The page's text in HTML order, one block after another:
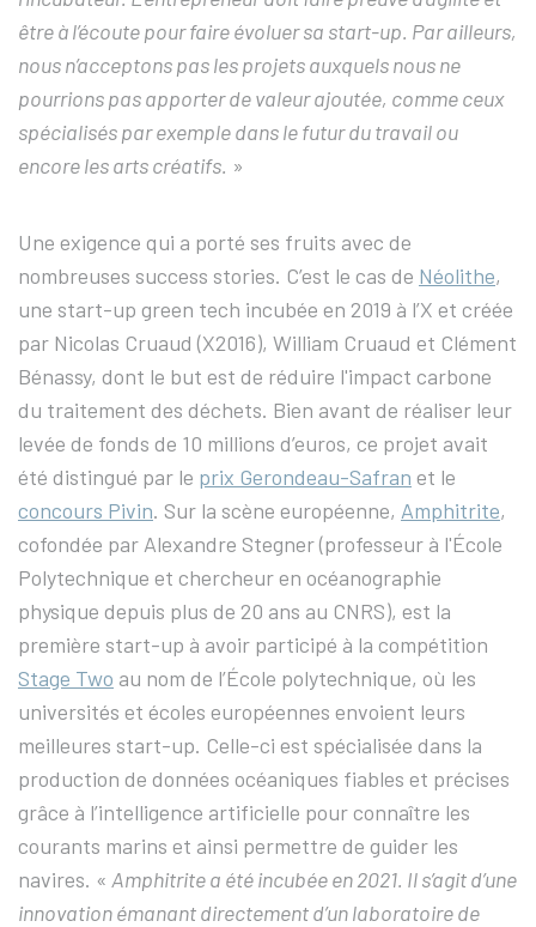
être à l’écoute pour faire évoluer sa start-up. Par ailleurs,
nous n’acceptons pas les projets auxquels nous ne
pourrions pas apporter de valeur ajoutée, comme ceux
spécialisés par exemple dans le futur du travail ou
encore les arts créatifs. »
Une exigence qui a porté ses fruits avec de
nombreuses success stories. C’est le cas de Néolithe,
une start-up green tech incubée en 2019 à l’X et créée
par Nicolas Cruaud (X2016), William Cruaud et Clément
Bénassy, dont le but est de réduire l'impact carbone
du traitement des déchets. Bien avant de réaliser leur
levée de fonds de 10 millions d’euros, ce projet avait
été distingué par le prix Gerondeau-Safran et le
concours Pivin. Sur la scène européenne, Amphitrite,
cofondée par Alexandre Stegner (professeur à l'École
Polytechnique et chercheur en océanographie
physique depuis plus de 20 ans au CNRS), est la
première start-up à avoir participé à la compétition
Stage Two au nom de l’École polytechnique, où les
universités et écoles européennes envoient leurs
meilleures start-up. Celle-ci est spécialisée dans la
production de données océaniques fiables et précises
grâce à l’intelligence artificielle pour connaître les
courants marins et ainsi permettre de guider les
navires. « Amphitrite a été incubée en 2021. Il s’agit d’une
innovation émanant directement d’un laboratoire de